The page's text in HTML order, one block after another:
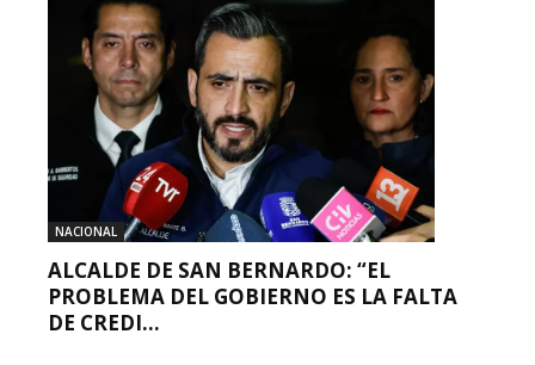
NACIONAL
ALCALDE DE SAN BERNARDO: “EL
PROBLEMA DEL GOBIERNO ES LA FALTA
DE CREDI...